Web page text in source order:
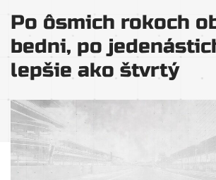
Po ôsmich rokoch
bedni, po
lepšie ako štvrtý